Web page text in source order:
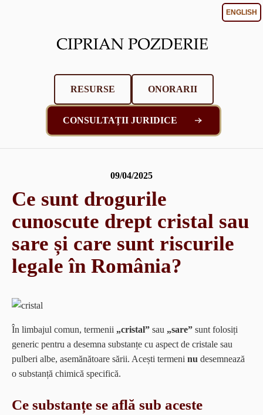
RESURSE ONORARII
CONSULTAȚII JURIDICE
ENGLISH
09/04/2025
Ce sunt drogurile
cunoscute drept cristal sau
sare și care sunt riscurile
legale în România?
În limbajul comun, termenii „cristal” sau „sare” sunt folosiți
generic pentru a desemna substanțe cu aspect de cristale sau
pulberi albe, asemănătoare sării. Acești termeni nu desemnează
o substanță chimică specifică.
Ce substanțe se află sub aceste